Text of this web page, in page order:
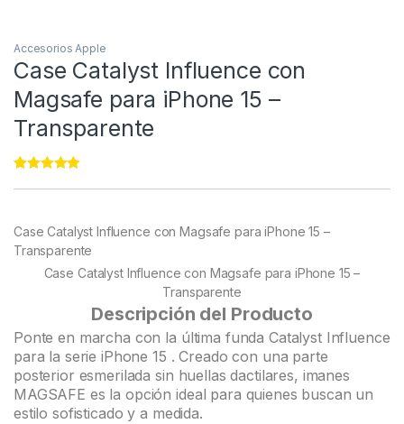
Accesorios Apple
Case Catalyst Influence con
Magsafe para iPhone 15 –
Transparente
ratings
Case Catalyst Influence con Magsafe para iPhone 15 –
Transparente
Case Catalyst Influence con Magsafe para iPhone 15 –
Transparente
Descripción del Producto
Ponte en marcha con la última funda Catalyst Influence
para la serie iPhone 15 . Creado con una parte
posterior esmerilada sin huellas dactilares, imanes
MAGSAFE es la opción ideal para quienes buscan un
estilo sofisticado y a medida.